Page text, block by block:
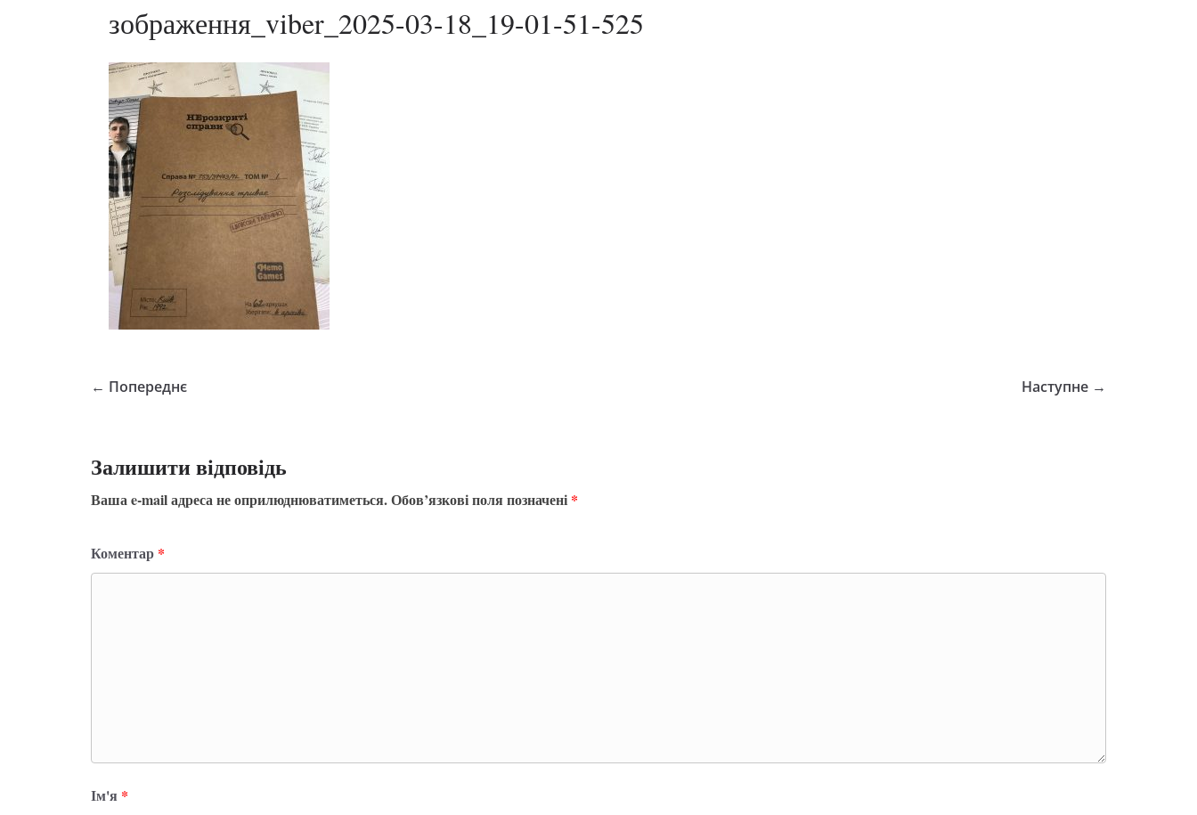
зображення_viber_2025-03-18_19-01-51-525
← Попереднє Наступне →
Залишити відповідь
Ваша e-mail адреса не оприлюднюватиметься.Обов’язкові поля позначені *
Коментар *
Ім'я *